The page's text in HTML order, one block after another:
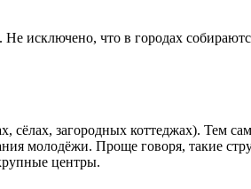
исключено, что в городах
сёлах, загородных коттеджах). Тем
молодёжи. Проще говоря, такие
центры.